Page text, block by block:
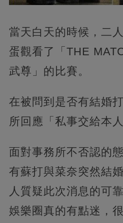
當天白天的時候，二
蛋觀看了「THE
武尊」的比賽。
在被問到是否有結婚
所回應「私事交給本人
面對事務所不否認的
有蘇打與菜奈突然結
人質疑此次消息的可
娛樂圈真的有點迷，